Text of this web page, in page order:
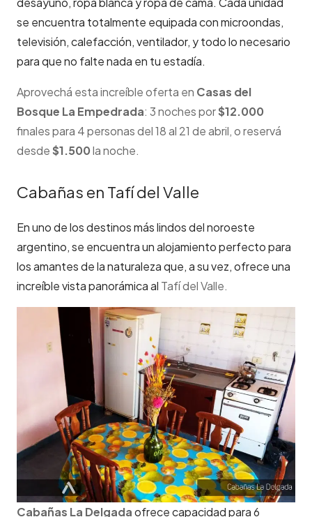
se encuentra totalmente equipada con microondas,
televisión, calefacción, ventilador, y todo lo necesario
para que no falte nada en tu estadía.
Aprovechá esta increíble oferta en Casas del
Bosque La Empedrada: 3 noches por$12.000
finales para 4 personas del 18 al 21 de abril, o reservá
desde $1.500la noche.
Cabañas en Tafí del Valle
En uno de los destinos más lindos del noroeste
argentino, se encuentra un alojamiento perfecto para
los amantes de la naturaleza que, a su vez, ofrece una
increíble vista panorámica al Tafí delValle.
Cabañas La Delgadaofrece capacidad para 6